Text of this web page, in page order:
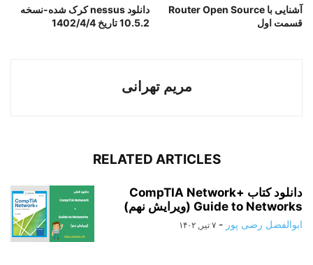
دانلود nessus کرک شده-نسخه
10.5.2 تاریخ 1402/4/4
آشنایی با Router Open Source
قسمت اول
مریم تهرانی
RELATED ARTICLES
دانلود کتاب CompTIA Network+
Guide to Networks (ویرایش نهم)
ابوالفضل رضی پور - ۷ تیر, ۱۴۰۲